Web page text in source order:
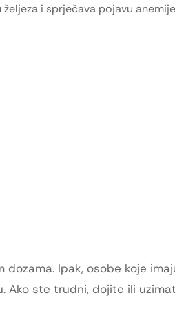
i sprječava pojavu
Ipak, osobe koje
Ako ste trudni, dojite ili